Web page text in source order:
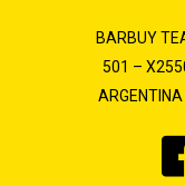
BARBUY
501 –
ARGENTINA